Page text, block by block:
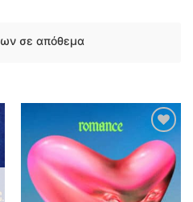
σε απόθεμα
Προσθήκη
στη λίστα
επιθυμιών